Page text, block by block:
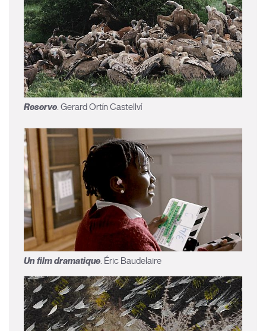
Reserve. Gerard Ortín Castellví
Un film dramatique. Éric Baudelaire